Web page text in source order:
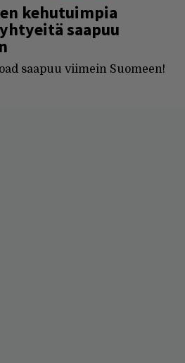
kehutuimpia
saapuu
saapuu viimein Suomeen!